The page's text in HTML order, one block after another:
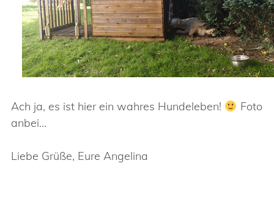
Ach ja, es ist hier ein wahres Hundeleben!
Foto
anbei…
Liebe Grüße, Eure Angelina